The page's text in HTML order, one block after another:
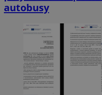
autobusy